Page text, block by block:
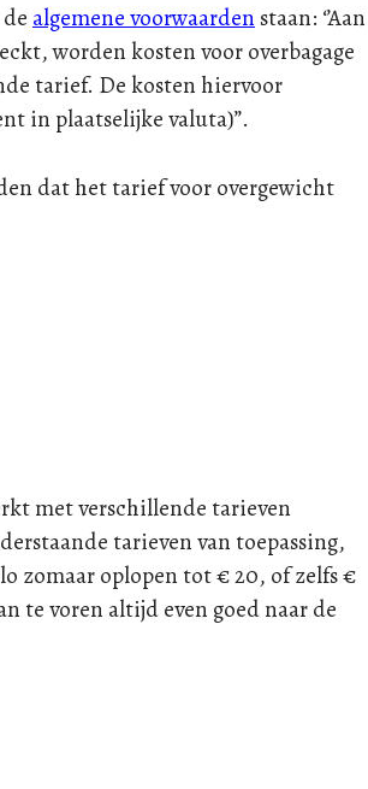
algemene voorwaarden staan: ‘’Aan
worden kosten voor overbagage
tarief. De kosten hiervoor
in plaatselijke valuta)’’.
dat het tarief voor overgewicht
met verschillende tarieven
tarieven van toepassing,
zomaar oplopen tot € 20, of zelfs €
te voren altijd even goed naar de